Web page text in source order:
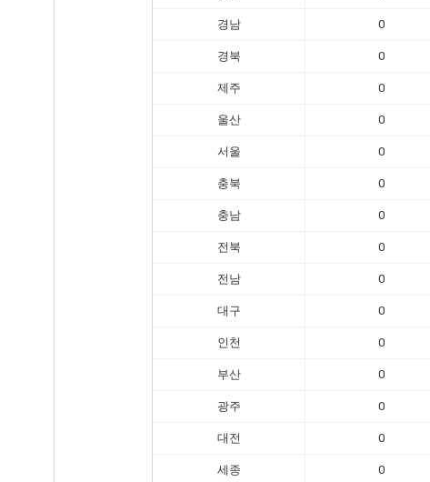
경남 0
경북 0
제주 0
울산 0
서울 0
충북 0
충남 0
전북 0
전남 0
대구 0
인천 0
부산 0
광주 0
대전 0
세종 0